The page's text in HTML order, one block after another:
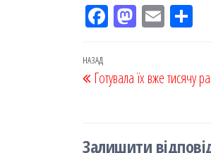
Fac
k
M
on
Em
ис
Навігація
записів
Попередній
запис
НАЗАД
Готувала їх вже тисячу
Залишити